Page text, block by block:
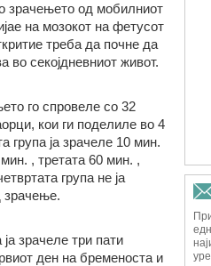
зрачењето од мобилниот
на мозокот на фетусот
треба да почне да
во секојдневниот живот.
го спровеле со 32
кои ги поделиле во 4
група ја зрачеле 10 мин.
, третата 60 мин. ,
група не ја
зрачење.
ја зрачеле три пати
ден на бременоста и